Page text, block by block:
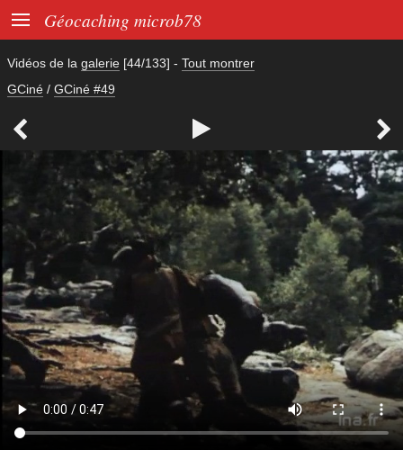
 Géocaching microb78
Vidéos de la galerie [44/133] - Tout montrer
GCiné / GCiné #49
  